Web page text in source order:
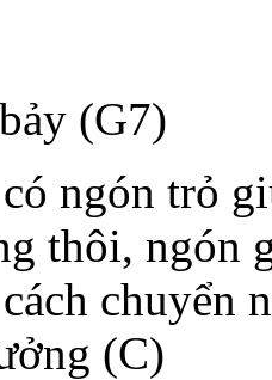
(G7)
ngón trỏ
thôi, ngón
chuyển
(C)